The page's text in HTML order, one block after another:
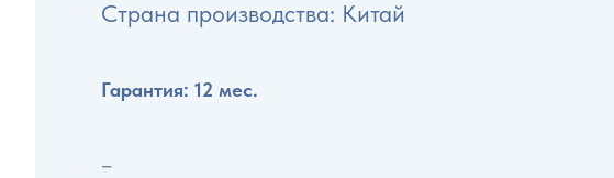
Страна производства: Китай
Гарантия: 12 мес.
–